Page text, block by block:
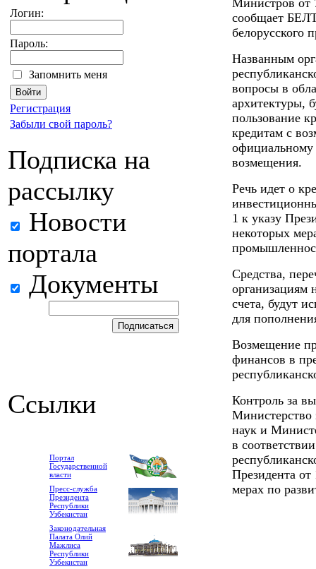
Логин:
Пароль:
Запомнить меня
Регистрация
Забыли свой пароль?
Подписка на
рассылку
Новости
портала
Документы
Ссылки
Портал
Государственной
власти
Пресс-служба
Президента
Республики
Узбекистан
Законодательная
Палата Олий
Мажлиса
Республики
Узбекистан
Министров от
сообщает
белорусского
Названным
вопросы в
архитектуры,
пользование
кредитам с
официальному
возмещения.
Речь идет о
1 к указу
некоторых
Средства,
организациям
счета, будут
для
Возмещение
финансов в
Контроль за
Министерство
наук и
в
Президента
мерах по